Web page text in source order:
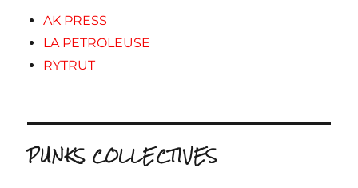
AK PRESS
LA PETROLEUSE
RYTRUT
PUNKS COLLECTIVES